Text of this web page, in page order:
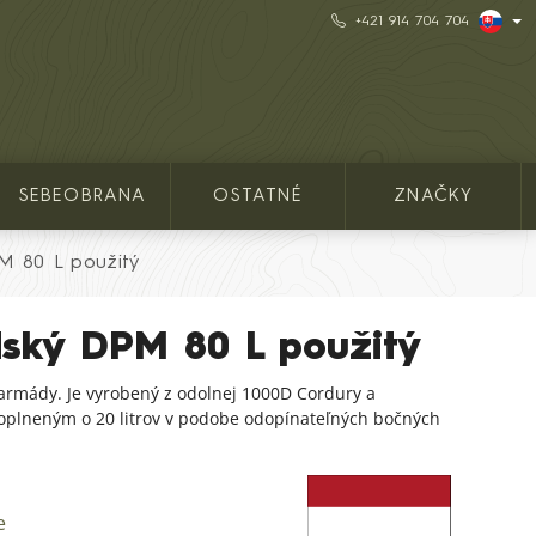
+421 914 704 704
SEBEOBRANA OSTATNÉ ZNAČKY
80 L použitý
DPM 80 L použitý
Je vyrobený z odolnej 1000D Cordury a
o 20 litrov v podobe odopínateľných bočných